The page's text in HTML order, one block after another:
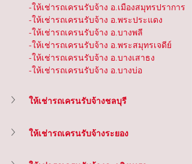
-ให้เช่ารถเครนรับจ้าง อ.เมืองสมุทรปราการ
-ให้เช่ารถเครนรับจ้าง อ.พระประแดง
-ให้เช่ารถเครนรับจ้าง อ.บางพลี
-ให้เช่ารถเครนรับจ้าง อ.พระสมุทรเจดีย์
-ให้เช่ารถเครนรับจ้าง อ.บางเสาธง
-ให้เช่ารถเครนรับจ้าง อ.บางบ่อ
ให้เช่ารถเครนรับจ้างชลบุรี
ให้เช่ารถเครนรับจ้างระยอง